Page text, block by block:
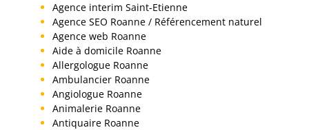
Agence interim Saint-Etienne
Agence SEO Roanne / Référencement naturel
Agence web Roanne
Aide à domicile Roanne
Allergologue Roanne
Ambulancier Roanne
Angiologue Roanne
Animalerie Roanne
Antiquaire Roanne